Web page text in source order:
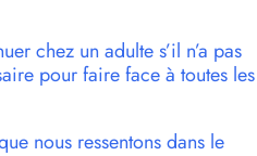
chez un adulte s’il n’a pas
pour faire face à toutes les
nous ressentons dans le